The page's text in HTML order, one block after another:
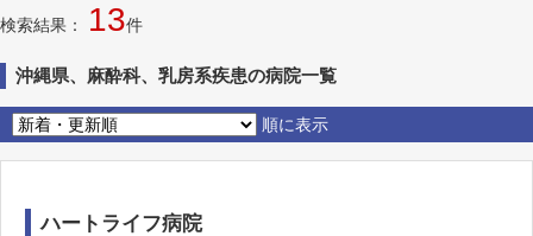
検索結果： 13件
沖縄県、麻酔科、乳房系疾患の病院一覧
順に表示
ハートライフ病院